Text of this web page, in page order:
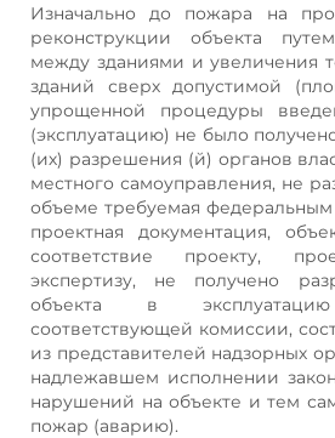
Изначально до пожара на
реконструкции объекта
между зданиями и увеличения
зданий сверх допустимой
упрощенной процедуры
(эксплуатацию) не было
(их) разрешения (й) органов
местного самоуправления, не
объеме требуемая федеральным
проектная документация,
соответствие проекту,
экспертизу, не получено
объекта в
соответствующей комиссии,
из представителей надзорных
надлежавшем исполнении
нарушений на объекте и тем
пожар (аварию).